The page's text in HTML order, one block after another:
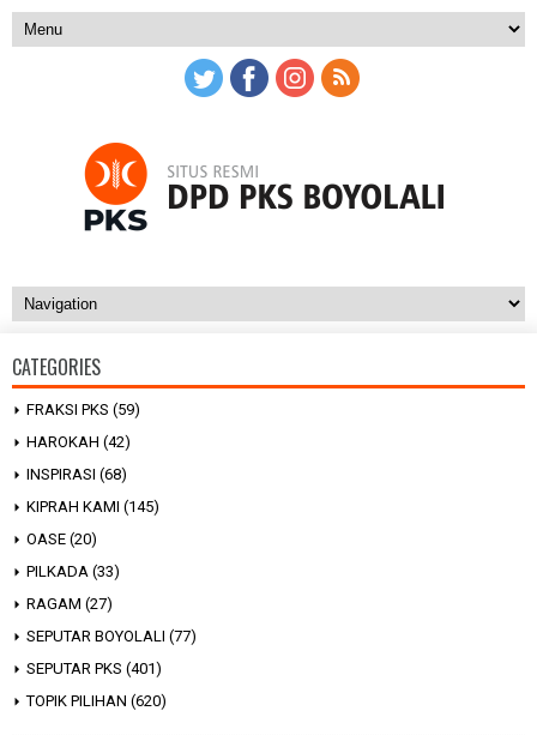
CATEGORIES
FRAKSI PKS (59)
HAROKAH (42)
INSPIRASI (68)
KIPRAH KAMI (145)
OASE (20)
PILKADA (33)
RAGAM (27)
SEPUTAR BOYOLALI (77)
SEPUTAR PKS (401)
TOPIK PILIHAN (620)